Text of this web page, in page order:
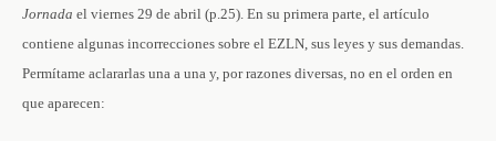
Jornada el viernes 29 de abril (p.25). En su primera parte, el artículo
contiene algunas incorrecciones sobre el EZLN, sus leyes y sus demandas.
Permítame aclararlas una a una y, por razones diversas, no en el orden en
que aparecen: